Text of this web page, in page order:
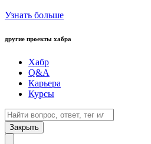
Узнать больше
другие проекты хабра
Хабр
Q&A
Карьера
Курсы
Закрыть